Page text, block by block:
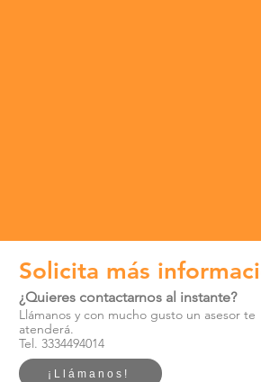
Solicita más
¿Quieres contactarnos al instante?
Llámanos y con mucho gusto un asesor te
atenderá.
Tel. 3334494014
¡Llámanos!